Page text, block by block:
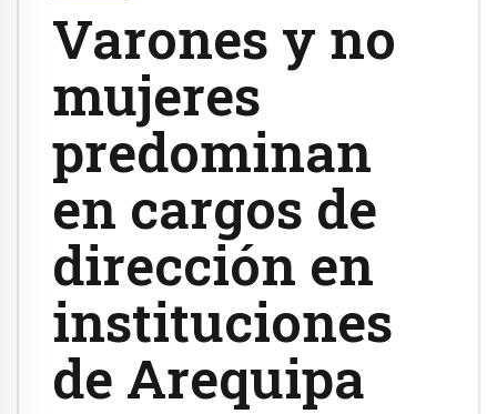
Varones y no
mujeres
predominan
en cargos de
dirección en
instituciones
de Arequipa